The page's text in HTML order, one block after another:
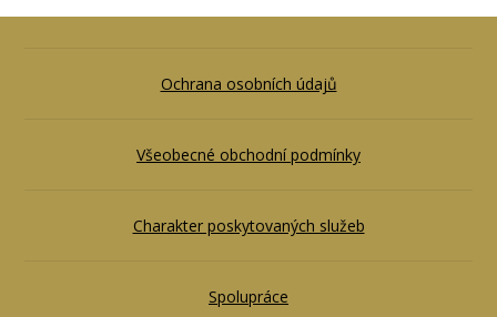
Ochrana osobních údajů
Všeobecné obchodní podmínky
Charakter poskytovaných služeb
Spolupráce